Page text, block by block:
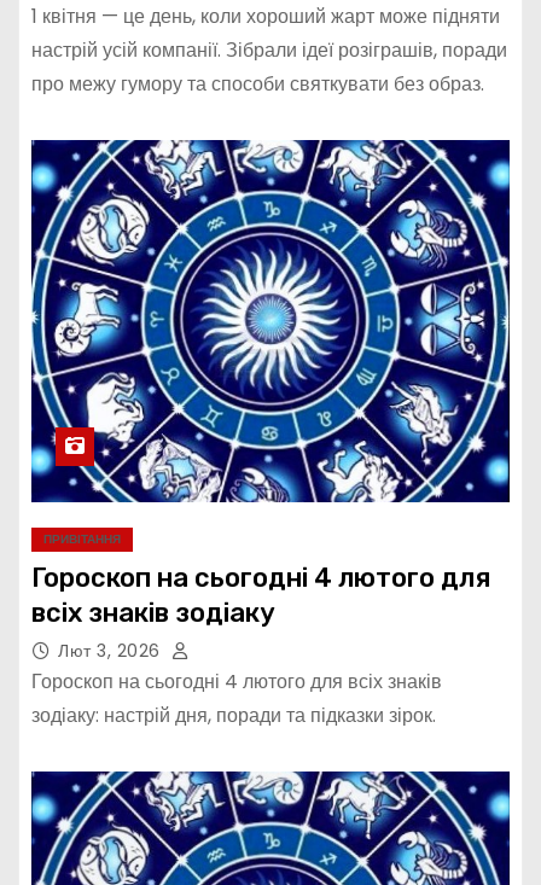
1 квітня — це день, коли хороший жарт може підняти
настрій усій компанії. Зібрали ідеї розіграшів, поради
про межу гумору та способи святкувати без образ.
ПРИВІТАННЯ
Гороскоп на сьогодні 4 лютого для
всіх знаків зодіаку
Лют 3, 2026
Гороскоп на сьогодні 4 лютого для всіх знаків
зодіаку: настрій дня, поради та підказки зірок.